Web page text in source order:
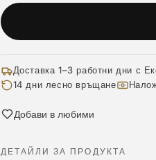
Доставка 1–3 работни дни с
14 дни лесно връщане
Добави в любими
ДЕТАЙЛИ ЗА ПРОДУКТА